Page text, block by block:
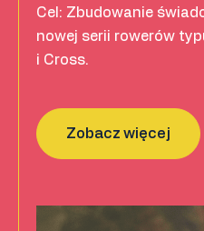
Cel: Zbudowanie
nowej serii rowerów
i Cross.
Zobacz więcej